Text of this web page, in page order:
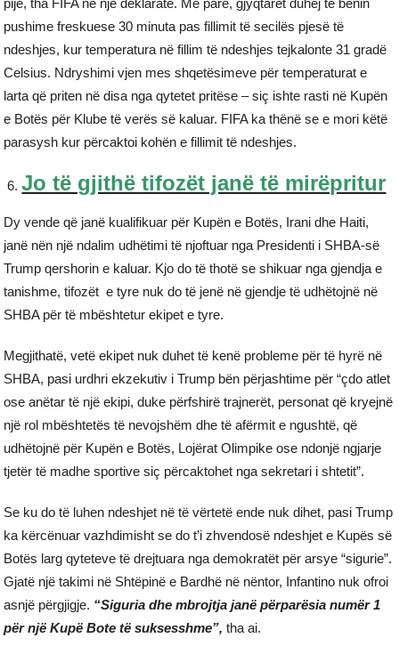
pije, tha FIFA në një deklaratë. Më parë, gjyqtarët duhej të bënin
pushime freskuese 30 minuta pas fillimit të secilës pjesë të
ndeshjes, kur temperatura në fillim të ndeshjes tejkalonte 31 gradë
Celsius. Ndryshimi vjen mes shqetësimeve për temperaturat e
larta që priten në disa nga qytetet pritëse – siç ishte rasti në Kupën
e Botës për Klube të verës së kaluar. FIFA ka thënë se e mori këtë
parasysh kur përcaktoi kohën e fillimit të ndeshjes.
Jo të gjithë tifozët janë të mirëpritur
Dy vende që janë kualifikuar për Kupën e Botës, Irani dhe Haiti,
janë nën një ndalim udhëtimi të njoftuar nga Presidenti i SHBA-së
Trump qershorin e kaluar. Kjo do të thotë se shikuar nga gjendja e
tanishme, tifozët e tyre nuk do të jenë në gjendje të udhëtojnë në
SHBA për të mbështetur ekipet e tyre.
Megjithatë, vetë ekipet nuk duhet të kenë probleme për të hyrë në
SHBA, pasi urdhri ekzekutiv i Trump bën përjashtime për “çdo atlet
ose anëtar të një ekipi, duke përfshirë trajnerët, personat që kryejnë
një rol mbështetës të nevojshëm dhe të afërmit e ngushtë, që
udhëtojnë për Kupën e Botës, Lojërat Olimpike ose ndonjë ngjarje
tjetër të madhe sportive siç përcaktohet nga sekretari i shtetit”.
Se ku do të luhen ndeshjet në të vërtetë ende nuk dihet, pasi Trump
ka kërcënuar vazhdimisht se do t’i zhvendosë ndeshjet e Kupës së
Botës larg qyteteve të drejtuara nga demokratët për arsye “sigurie”.
Gjatë një takimi në Shtëpinë e Bardhë në nëntor, Infantino nuk ofroi
asnjë përgjigje. “Siguria dhe mbrojtja janë përparësia numër 1
për një Kupë Bote të suksesshme”, tha ai.